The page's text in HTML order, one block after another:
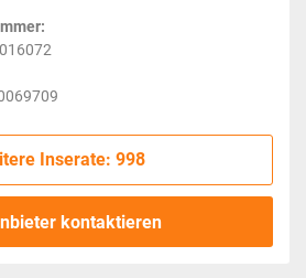
Inserate: 998
kontaktieren